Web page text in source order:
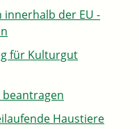
der EU -
für Kulturgut
Haustiere